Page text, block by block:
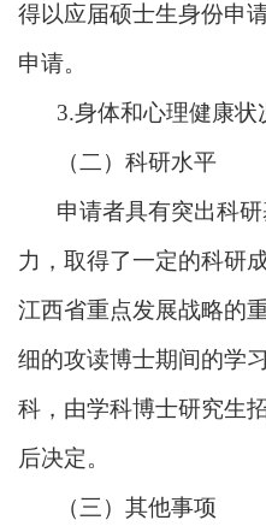
得以应届硕士生身份申
申请。
3.身体和心理健康状
（二）科研水平
申请者具有突出科
力，取得了一定的科研
江西省重点发展战略的
细的攻读博士期间的学
科，由学科博士研究生
后决定。
（三）其他事项